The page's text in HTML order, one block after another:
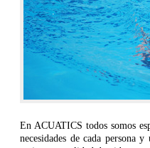
En ACUATICS todos somos
necesidades de cada persona